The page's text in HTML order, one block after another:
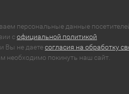
персональные данные
софициальной политикой
Вы не даетесогласия на обработку
необходимо покинуть наш сайт.